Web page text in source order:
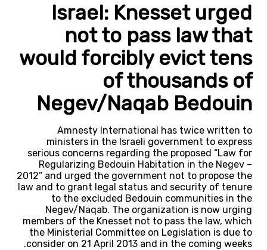
Israel: Knesset urged
not to pass law that
would forcibly evict tens
of thousands of
Negev/Naqab Bedouin
Amnesty International has twice written to
ministers in the Israeli government to express
serious concerns regarding the proposed “Law for
Regularizing Bedouin Habitation in the Negev –
2012” and urged the government not to propose the
law and to grant legal status and security of tenure
to the excluded Bedouin communities in the
Negev/Naqab. The organization is now urging
members of the Knesset not to pass the law, which
the Ministerial Committee on Legislation is due to
consider on 21 April 2013 and in the coming weeks.